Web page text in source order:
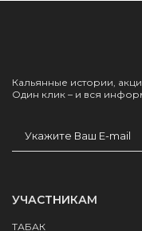
Кальянные истории,
Один клик – и вся
УЧАСТНИКАМ
ТАБАК